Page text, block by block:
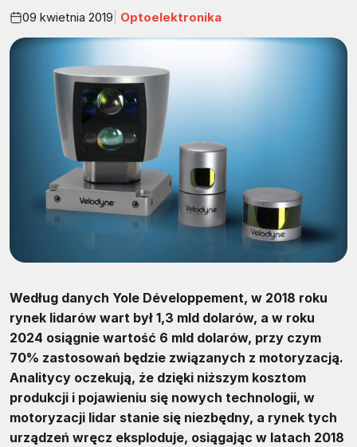
09 kwietnia 2019 Optoelektronika
Według danych Yole Développement, w 2018 roku
rynek lidarów wart był 1,3 mld dolarów, a w roku
2024 osiągnie wartość 6 mld dolarów, przy czym
70% zastosowań będzie związanych z motoryzacją.
Analitycy oczekują, że dzięki niższym kosztom
produkcji i pojawieniu się nowych technologii, w
motoryzacji lidar stanie się niezbędny, a rynek tych
urządzeń wręcz eksploduje, osiągając w latach 2018